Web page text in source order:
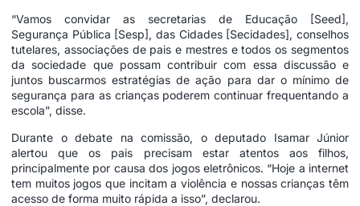
“Vamos convidar as secretarias de Educação [Seed],
Segurança Pública [Sesp], das Cidades [Secidades], conselhos
tutelares, associações de pais e mestres e todos os segmentos
da sociedade que possam contribuir com essa discussão e
juntos buscarmos estratégias de ação para dar o mínimo de
segurança para as crianças poderem continuar frequentando a
escola”, disse.
Durante o debate na comissão, o deputado Isamar Júnior
alertou que os pais precisam estar atentos aos filhos,
principalmente por causa dos jogos eletrônicos. “Hoje a internet
tem muitos jogos que incitam a violência e nossas crianças têm
acesso de forma muito rápida a isso”, declarou.